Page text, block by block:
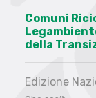
Comuni
della
Edizione